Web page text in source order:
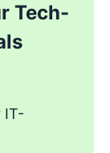
Tech-
IT-